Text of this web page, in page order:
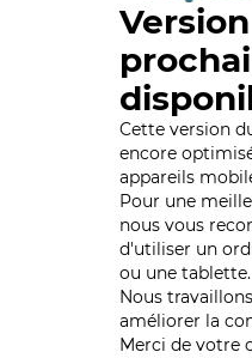
Cette version
encore
appareils
Pour une
nous vous
d'utiliser un
ou une tablette.
Nous
améliorer la
Merci de votre